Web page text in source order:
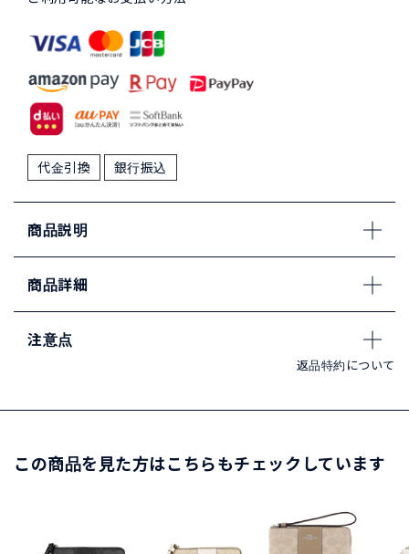
代金引換 銀行振込
商品説明
商品詳細
注意点
返品特約について
この商品を見た方はこちらもチェックしています